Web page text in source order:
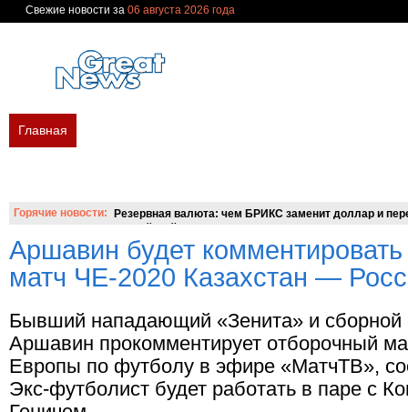
Свежие новости за 06 августа 2026 года
Главная
Горячие новости:
Резервная валюта: чем БРИКС заменит доллар и
Аршавин будет
матч ЧЕ-2020 Казахстан —
Бывший нападающий «Зенита» и сборной
Аршавин прокомментирует отборочный
Европы по футболу в эфире «МатчТВ»,
Экс-футболист будет работать в паре с